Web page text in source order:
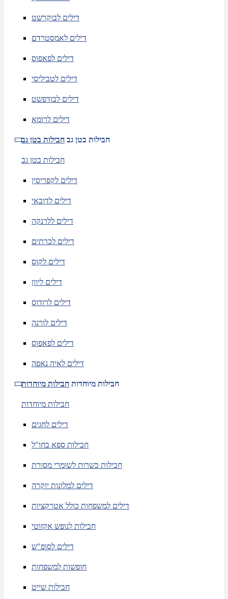
דילים לבוקרשט
דילים לאמסטרדם
דילים לפאפוס
דילים לטביליסי
דילים לבודפשט
דילים לרומא
חבילות בטן גב חבילות בטן גב
חבילות בטן גב
דילים לקפריסין
דילים לדובאי
דילים ללרנקה
דילים לכרתים
דילים לקוס
דילים ליוון
דילים לרודוס
דילים לורנה
דילים לפאפוס
דילים לאיה נאפה
חבילות מיוחדות חבילות מיוחדות
חבילות מיוחדות
דילים לחגים
חבילות ספא בחו"ל
חבילות כשרות לשומרי מסורת
דילים למלונות יוקרה
דילים למשפחות כולל אטרקציות
חבילות לנופש אקזוטי
דילים לסופ"ש
חופשות למשפחות
חבילות שייט